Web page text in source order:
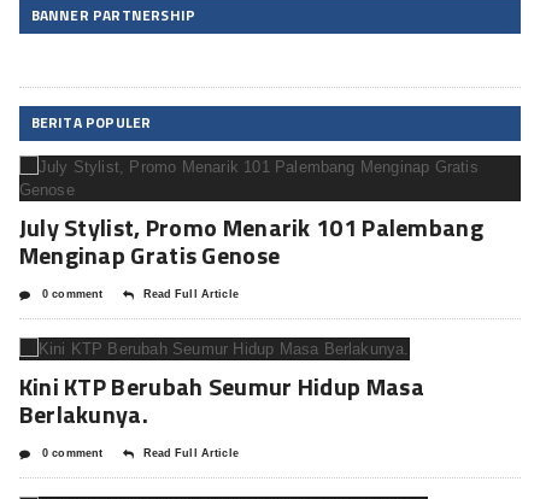
BANNER PARTNERSHIP
BERITA POPULER
July Stylist, Promo Menarik 101 Palembang
Menginap Gratis Genose
0 comment Read Full Article
Kini KTP Berubah Seumur Hidup Masa
Berlakunya.
0 comment Read Full Article